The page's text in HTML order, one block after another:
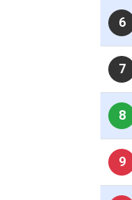
6
7
8
9